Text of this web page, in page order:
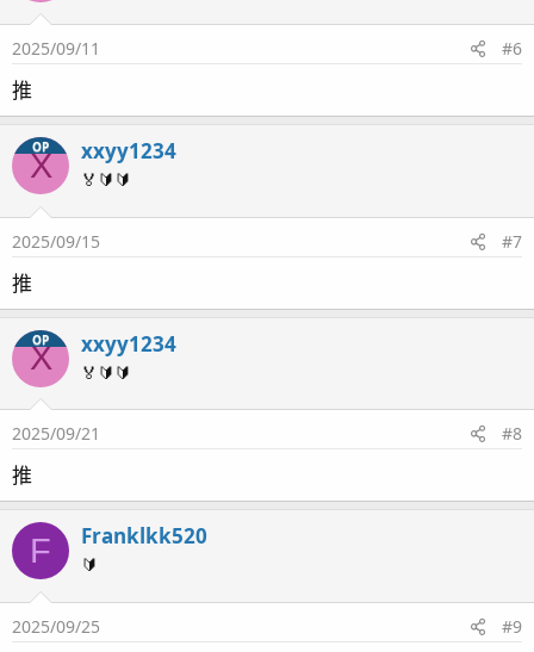
2025/09/11 #6
推
OP
X xxyy1234
🏅🔰🔰
2025/09/15 #7
推
OP
X xxyy1234
🏅🔰🔰
2025/09/21 #8
推
F Franklkk520
🔰
2025/09/25 #9